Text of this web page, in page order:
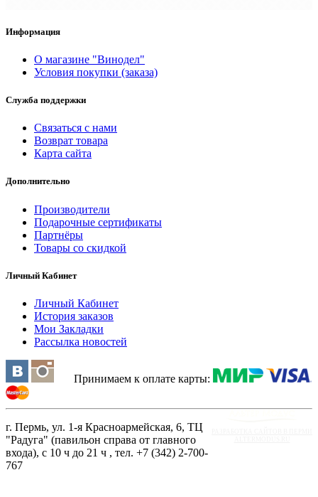
Информация
О магазине "Винодел"
Условия покупки (заказа)
Служба поддержки
Связаться с нами
Возврат товара
Карта сайта
Дополнительно
Производители
Подарочные сертификаты
Партнёры
Товары со скидкой
Личный Кабинет
Личный Кабинет
История заказов
Мои Закладки
Рассылка новостей
Принимаем к оплате карты:
г. Пермь, ул. 1-я Красноармейская, 6, ТЦ
"Радуга" (павильон справа от главного
входа), с 10 ч до 21 ч , тел. +7 (342) 2-700-
767